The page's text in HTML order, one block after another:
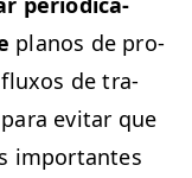
planos de pro­
de tra­
evi­tar que
impor­tantes